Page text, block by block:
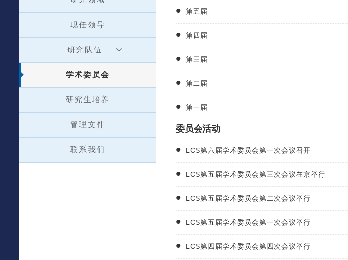
现任领导
研究队伍
学术委员会
研究生培养
管理文件
联系我们
第五届
第四届
第三届
第二届
第一届
委员会活动
LCS第六届学术委员会第一次会议召开
LCS第五届学术委员会第三次会议在京举行
LCS第五届学术委员会第二次会议举行
LCS第五届学术委员会第一次会议举行
LCS第四届学术委员会第四次会议举行